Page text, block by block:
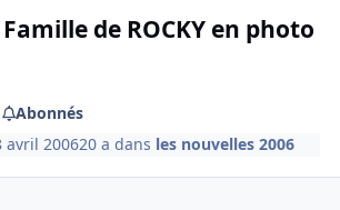
de ROCKY en photo
Abonnés
avril 200620 a dans les nouvelles 2006